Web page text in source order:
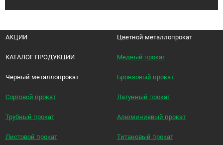
АКЦИИ
КАТАЛОГ ПРОДУКЦИИ
Черный металлопрокат
Сортовой прокат
Трубный прокат
Листовой прокат
Цветной металлопрокат
Медный прокат
Бронзовый прокат
Латунный прокат
Алюминиевый прокат
Титановый прокат